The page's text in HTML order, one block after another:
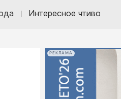
Интересное чтиво
РЕКЛАМА